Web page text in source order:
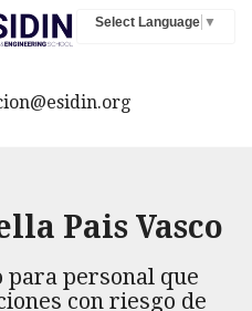
Select Language ▼
Pais Vasco
para personal que
con riesgo de